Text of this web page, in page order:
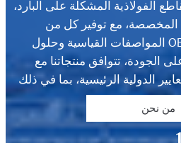
الفولاذية المشكلة على البارد،
المخصصة، مع توفير كل من
المواصفات القياسية وحلول OEM. وبفضل مرافق التصنيع
الجودة، تتوافق منتجاتنا مع
من نحن